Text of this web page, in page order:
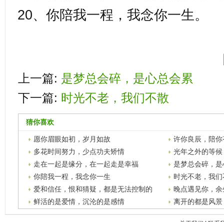
20、你陪我一程，我念你一生。
上一篇: 是梦总会碎，是心总会累
下一篇: 时光不老，我们不散
猜你喜欢
愿你眉眼如初，岁月如故
许你良辰，陪
爱
多花时间努力，少点功夫矫情
光年之外的等
走在一起是缘分，在一起走是幸福
是梦总会碎，
你陪我一程，我念你一生
时光不老，我
爱和信任，恨和猜疑，都是无法控制的
晚点遇见你，
鲜活的是爱情，沉沦的是感情
离开的都是风